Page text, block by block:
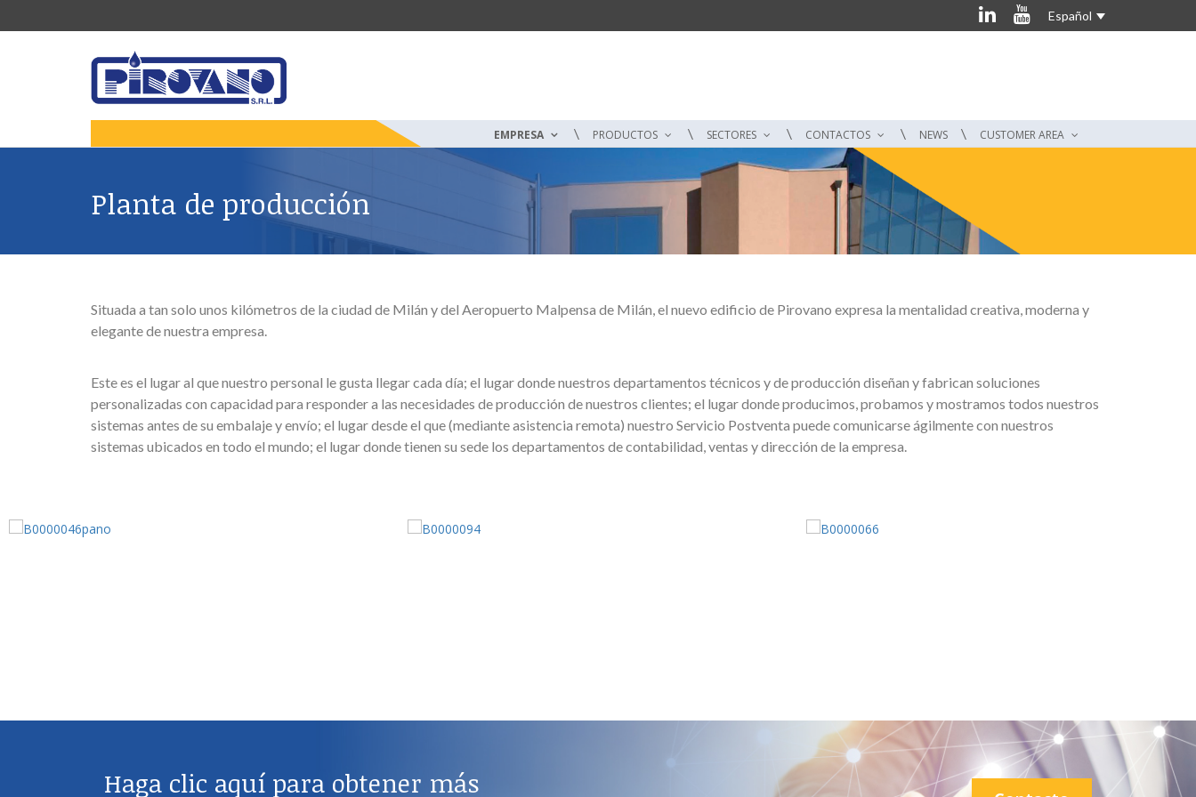
Español
EMPRESA PRODUCTOS SECTORES CONTACTOS NEWS CUSTOMER AREA
Planta de producción
Situada a tan solo unos kilómetros de la ciudad de Milán y del Aeropuerto Malpensa de Milán, el nuevo edificio de Pirovano expresa la mentalidad creativa, moderna y
elegante de nuestra empresa.
Este es el lugar al que nuestro personal le gusta llegar cada día; el lugar donde nuestros departamentos técnicos y de producción diseñan y fabrican soluciones
personalizadas con capacidad para responder a las necesidades de producción de nuestros clientes; el lugar donde producimos, probamos y mostramos todos nuestros
sistemas antes de su embalaje y envío; el lugar desde el que (mediante asistencia remota) nuestro Servicio Postventa puede comunicarse ágilmente con nuestros
sistemas ubicados en todo el mundo; el lugar donde tienen su sede los departamentos de contabilidad, ventas y dirección de la empresa.
Haga clic aquí para obtener más